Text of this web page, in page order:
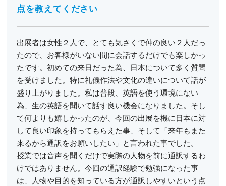
点を教えてください
出展者は女性２人で、とても気さくで仲の良い２人だっ
たので、お客様がいない間に会話するだけでも楽しかっ
たです。初めての来日だった為、日本について多く質問
を受けました。特に礼儀作法や文化の違いについて話が
盛り上がりました。私は普段、英語を使う環境にない
為、生の英語を聞いて話す良い機会になりました。そし
て何よりも嬉しかったのが、今回の出展を機に日本に対
して良い印象を持ってもらえた事、そして「来年もまた
来るから通訳をお願いしたい」と言われた事でした。
授業では音声を聞くだけで実際の人物を前に通訳するわ
けではありません。今回の通訳経験で勉強になった事
は、人物や目的を知っている方が通訳しやすいという点